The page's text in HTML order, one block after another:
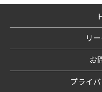
リ
お
プライ